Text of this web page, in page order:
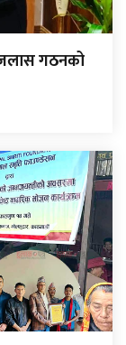
गठनको